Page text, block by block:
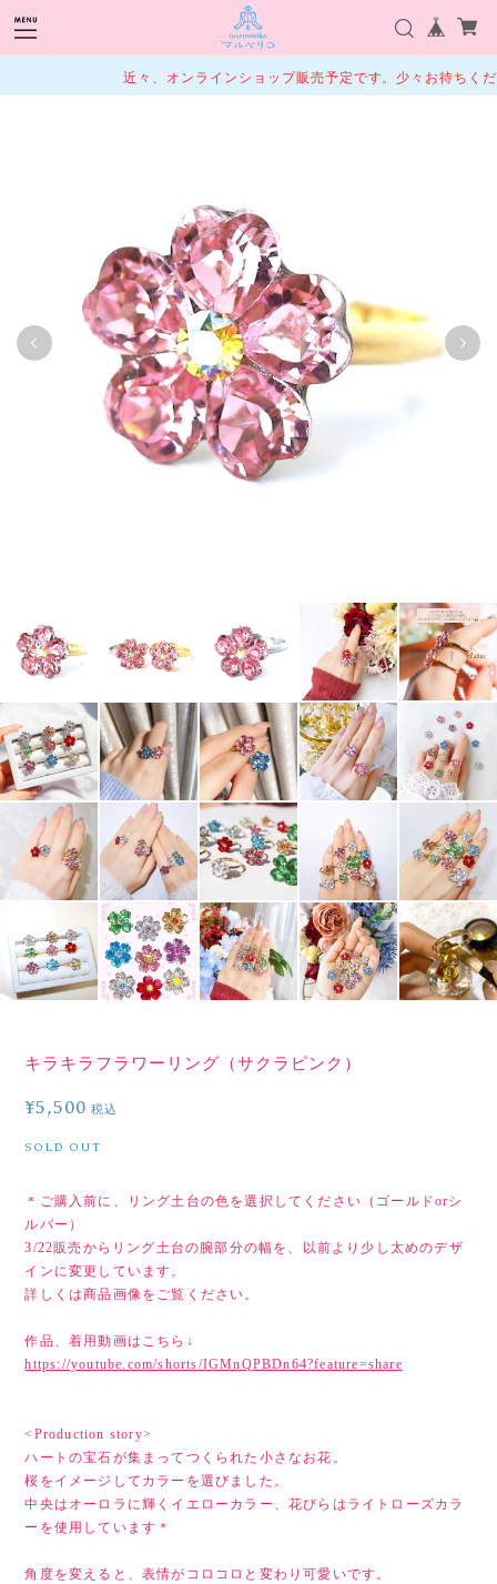
近々、オンラインショップ販売予定です。少々お待ちくださ
キラキラフラワーリング（サクラピンク）
¥5,500 税込
SOLD OUT
＊ご購入前に、リング土台の色を選択してください（ゴールドorシ
ルバー）
3/22販売からリング土台の腕部分の幅を、以前より少し太めのデザ
インに変更しています。
詳しくは商品画像をご覧ください。
作品、着用動画はこちら↓
https://youtube.com/shorts/IGMnQPBDn64?feature=share
<Production story>
ハートの宝石が集まってつくられた小さなお花。
桜をイメージしてカラーを選びました。
中央はオーロラに輝くイエローカラー、花びらはライトローズカラ
ーを使用しています＊
角度を変えると、表情がコロコロと変わり可愛いです。